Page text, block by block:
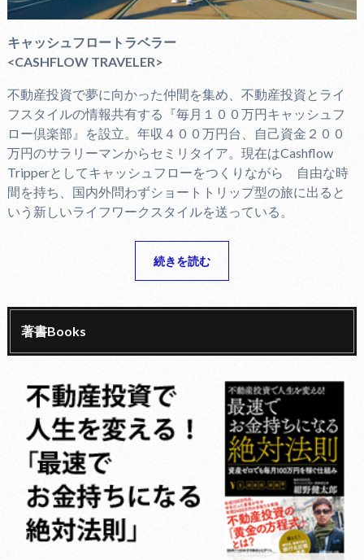
キャッシュフロートラベラー
<CASHFLOW TRAVELER>
不動産投資で夢に向かった仲間を集め、不動産投資とライ
フスタイルの情報共有する『毎月１００万円キャッシュフ
ロー倶楽部』を設立。年収４００万円台、自己資金２００
万円のサラリーマンからセミリタイア。現在はCashflow
Tripperとしてキャッシュフローをつくりながら 自由な時
間を持ち、国内外問わずショートトリップ型の旅に出ると
いう新しいライフワークスタイルを送っている。
続きを読む
著書Books